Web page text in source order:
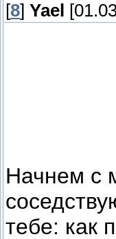
[8] Yael
Начнем с
тебе: как